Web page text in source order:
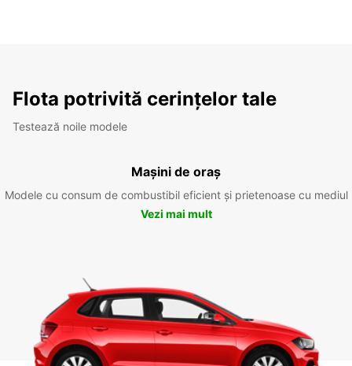
Flota potrivită cerințelor tale
Testează noile modele
Mașini de oraș
Modele cu consum de combustibil eficient și prietenoase cu mediul
Vezi mai mult